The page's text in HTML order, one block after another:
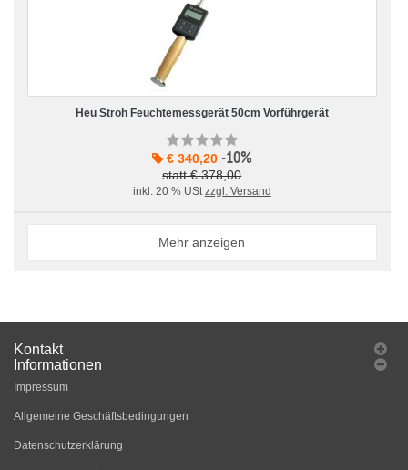
Heu Stroh Feuchtemessgerät 50cm Vorführgerät
€ 340,20 -10%
statt € 378,00
inkl. 20 % UStzzgl. Versand
Mehr anzeigen
Kontakt
Informationen
Impressum
Allgemeine Geschäftsbedingungen
Datenschutzerklärung